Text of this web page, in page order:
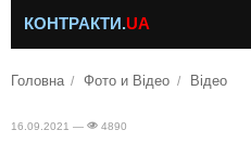
КОНТРАКТИ.UA
Головна Фото и Відео Відео
16.09.2021 —
4890